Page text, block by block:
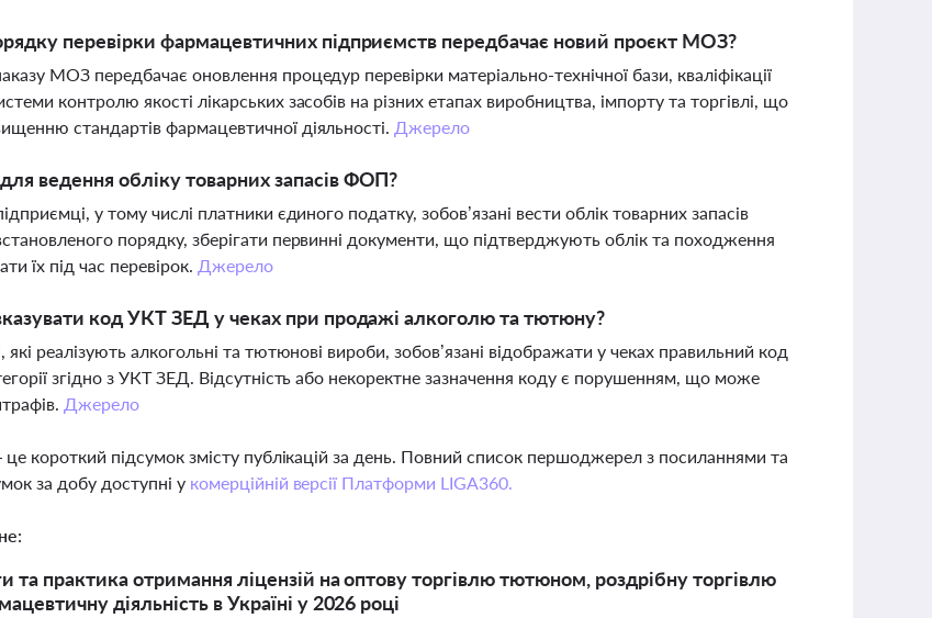
перевірки фармацевтичних підприємств передбачає новий проєкт МОЗ?
МОЗ передбачає оновлення процедур перевірки матеріально-технічної бази, кваліфікації
контролю якості лікарських засобів на різних етапах виробництва, імпорту та торгівлі, що
стандартів фармацевтичної діяльності. Джерело
ведення обліку товарних запасів ФОП?
у тому числі платники єдиного податку, зобов’язані вести облік товарних запасів
порядку, зберігати первинні документи, що підтверджують облік та походження
їх під час перевірок. Джерело
код УКТ ЗЕД у чеках при продажі алкоголю та тютюну?
які реалізують алкогольні та тютюнові вироби, зобов’язані відображати у чеках правильний код
згідно з УКТ ЗЕД. Відсутність або некоректне зазначення коду є порушенням, що може
Джерело
короткий підсумок змісту публікацій за день. Повний список першоджерел з посиланнями та
за добу доступні у комерційній версії Платформи LIGA360.
та практика отримання ліцензій на оптову торгівлю тютюном, роздрібну торгівлю
діяльність в Україні у 2026 році